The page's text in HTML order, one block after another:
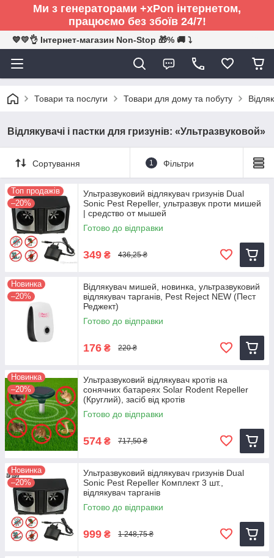
Ми з генераторами +xPon інтернетом,
працюємо без збоїв 24/7!
💙💛👌 Інтернет-магазин Non-Stop 🎁% 🚚 ⤵
Товари та послуги Товари для дому та побуту
Відлякувачі і пастки для гризунів: «Ультразвуковой»
Сортування 1 Фільтри
Топ продажів
–20%
Ультразвуковий відлякувач гризунів Dual
Sonic Pest Repeller, ультразвук проти мишей
| средство от мышей
Готово до відправки
349 ₴ 436,25 ₴
Новинка
–20%
Відлякувач мишей, новинка, ультразвуковий
відлякувач тарганів, Pest Reject NEW (Пест
Реджект)
Готово до відправки
176 ₴ 220 ₴
Новинка
–20%
Ультразвуковий відлякувач кротів на
сонячних батареях Solar Rodent Repeller
(Круглий), засіб від кротів
Готово до відправки
574 ₴ 717,50 ₴
Новинка
–20%
Ультразвуковий відлякувач гризунів Dual
Sonic Pest Repeller Комплект 3 шт.,
відлякувач тарганів
Готово до відправки
999 ₴ 1 248,75 ₴